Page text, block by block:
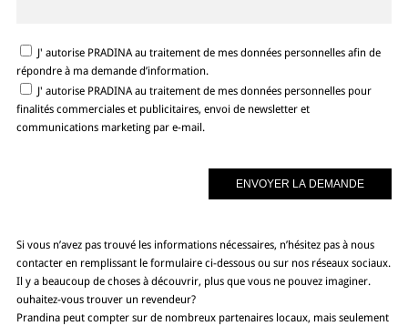
J' autorise PRADINA au traitement de mes données personnelles afin de
répondre à ma demande d’information.
J' autorise PRADINA au traitement de mes données personnelles pour
finalités commerciales et publicitaires, envoi de newsletter et
communications marketing par e-mail.
Si vous n’avez pas trouvé les informations nécessaires, n’hésitez pas à nous
contacter en remplissant le formulaire ci-dessous ou sur nos réseaux sociaux.
Il y a beaucoup de choses à découvrir, plus que vous ne pouvez imaginer.
ouhaitez-vous trouver un revendeur?
Prandina peut compter sur de nombreux partenaires locaux, mais seulement